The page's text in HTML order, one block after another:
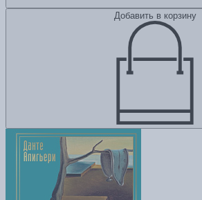
Добавить в корзину